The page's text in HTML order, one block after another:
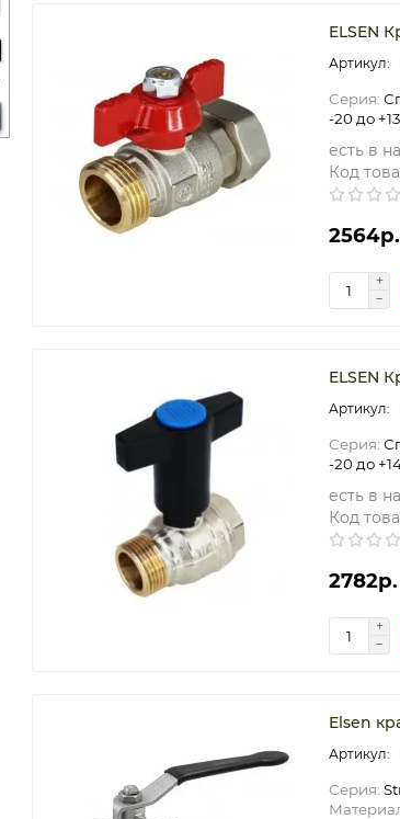
ELSEN
Серия:
-20 до
есть в
Код
2564р.
ELSEN
Серия:
-20 до
есть в
Код
2782р.
Elsen
Серия: